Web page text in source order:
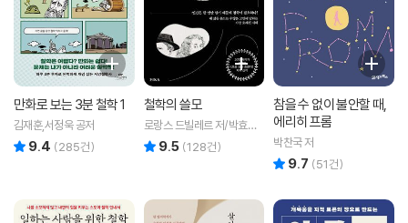
만화로 보는 3분 철학 1
김재훈,서정욱 공저
9.4 (285건)
철학의 쓸모
로랑스 드빌레르 저/박효은
역 9.5 (128건)
참을 수 없이 불안할 때,
에리히 프롬
박찬국 저
9.7 (51건)